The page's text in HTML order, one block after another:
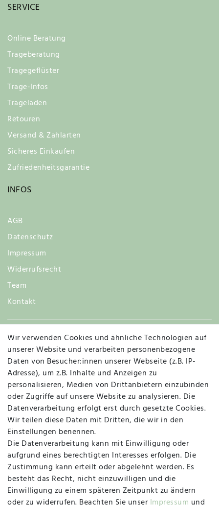
SERVICE
Online Beratung
Trageberatung
Tragegeflüster
Trage-Infos
Trageladen
Retouren
Versand & Zahlarten
Sicheres Einkaufen
Zufriedenheitsgarantie
INFOS
AGB
Datenschutz
Impressum
Widerrufsrecht
Team
Kontakt
Widerruf
Vertrag widerrufen Kontakt
MAPALI VOR ORT
Herzogstraße 10
47533 Kleve
Montag, Dienstag, Donnerstag, Freitag
09:00 Uhr bis 13:00 Uhr
Wir verwenden Cookies und ähnliche Technologien auf
unserer Website und verarbeiten personenbezogene
Daten von Besucher:innen unserer Webseite (z.B. IP-
Adresse), um z.B. Inhalte und Anzeigen zu
personalisieren, Medien von Drittanbietern einzubinden
oder Zugriffe auf unsere Website zu analysieren. Die
Datenverarbeitung erfolgt erst durch gesetzte Cookies.
Wir teilen diese Daten mit Dritten, die wir in den
Einstellungen benennen.
Die Datenverarbeitung kann mit Einwilligung oder
aufgrund eines berechtigten Interesses erfolgen. Die
Zustimmung kann erteilt oder abgelehnt werden. Es
besteht das Recht, nicht einzuwilligen und die
Einwilligung zu einem späteren Zeitpunkt zu ändern
oder zu widerrufen. Beachten Sie unser Impressum und